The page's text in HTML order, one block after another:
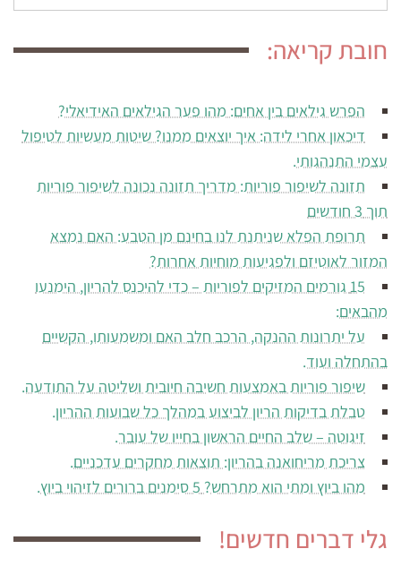
עבור:
חובת קריאה:
הפרש גילאים בין אחים: מהו פער הגילאים האידיאלי?
דיכאון אחרי לידה: איך יוצאים ממנו? שיטות מעשיות לטיפול
עצמי התנהגותי.
תזונה לשיפור פוריות: מדריך תזונה נכונה לשיפור פוריות
תוך 3 חודשים
תרופת הפלא שניתנת לנו בחינם מן הטבע: האם נמצא
המזור לאוטיזם ולפגיעות מוחיות אחרות?
15 גורמים המזיקים לפוריות – כדי להיכנס להריון, הימנעו
מהבאים:
על יתרונות ההנקה, הרכב חלב האם ומשמעותו, הקשיים
בהתחלה ועוד.
שיפור פוריות באמצעות חשיבה חיובית ושליטה על התודעה.
טבלת בדיקות הריון לביצוע במהלך כל שבועות ההריון.
זיגוטה – שלב החיים הראשון בחייו של עובר.
צריכת מריחואנה בהריון: תוצאות מחקרים עדכניים.
מהו ביוץ ומתי הוא מתרחש? 5 סימנים ברורים לזיהוי ביוץ.
גלי דברים חדשים!